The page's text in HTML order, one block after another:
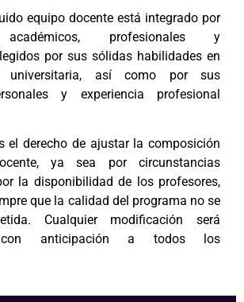
equipo docente está integrado por
académicos, profesionales y
por sus sólidas habilidades en
universitaria, así como por sus
y experiencia profesional
el derecho de ajustar la composición
ya sea por circunstancias
la disponibilidad de los profesores,
que la calidad del programa no se
Cualquier modificación será
con anticipación a todos los